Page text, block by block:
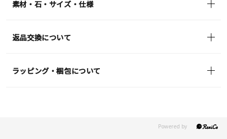
素材・石・サイズ・仕様
返品交換について
ラッピング・梱包について